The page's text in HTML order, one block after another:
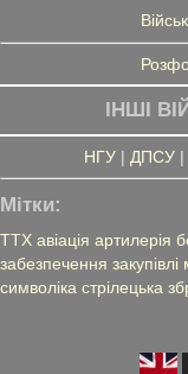
ІНШІ
НГУ| ДПСУ|
Мітки:
ТТХ авіація артилерія
забезпечення закупівлі
символіка стрілецька